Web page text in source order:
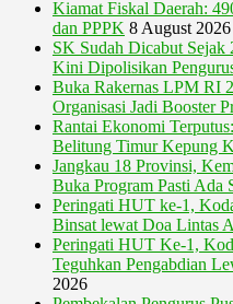
Kiamat Fiskal Daerah:
dan PPPK 8 August 2026
SK Sudah Dicabut Sejak
Kini Dipolisikan
Buka Rakernas LPM RI
Organisasi Jadi Booster
Rantai Ekonomi
Belitung Timur Kepung
Jangkau 18 Provinsi,
Buka Program Pasti Ada
Peringati HUT ke-1,
Binsat lewat Doa Lintas
Peringati HUT Ke-1,
Teguhkan Pengabdian
2026